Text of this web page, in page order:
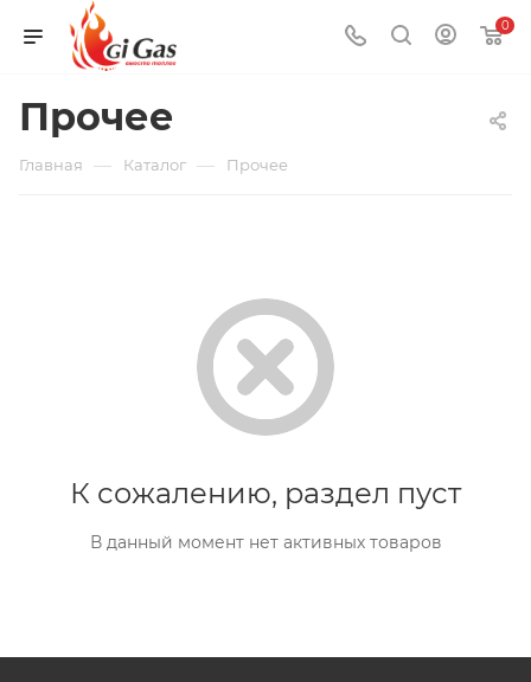
0
Прочее
Главная — Каталог — Прочее
К сожалению, раздел пуст
В данный момент нет активных товаров